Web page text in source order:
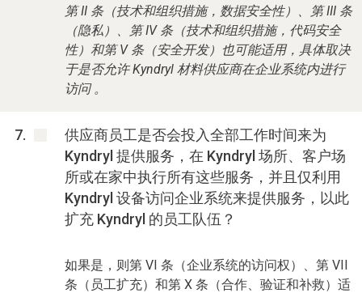
第 II 条（技术和组织措施，数据安全性）、第 III 条
（隐私）、第 IV 条（技术和组织措施，代码安全
性）和第 V 条（安全开发）也可能适用，具体取决
于是否允许 Kyndryl 材料供应商在企业系统内进行
访问 。
供应商员工是否会投入全部工作时间来为
Kyndryl 提供服务，在 Kyndryl 场所、客户场
所或在家中执行所有这些服务，并且仅利用
Kyndryl 设备访问企业系统来提供服务，以此
扩充 Kyndryl 的员工队伍？
如果是，则第 VI 条（企业系统的访问权）、第 VII
条（员工扩充）和第 X 条（合作、验证和补救）适